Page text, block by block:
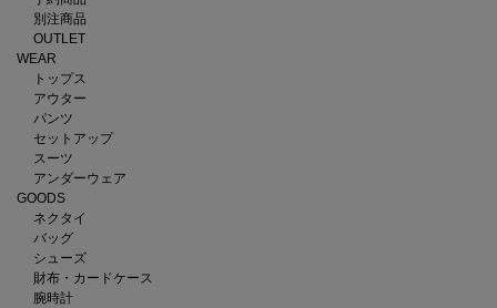
別注商品
OUTLET
WEAR
トップス
アウター
パンツ
セットアップ
スーツ
アンダーウェア
GOODS
ネクタイ
バッグ
シューズ
財布・カードケース
腕時計